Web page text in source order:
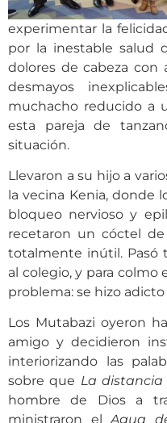
experimentar la
por la inestable salud
dolores de cabeza con
desmayos
muchacho reducido a
esta pareja de
situación.
Llevaron a su hijo a
la vecina Kenia, donde
bloqueo nervioso y
recetaron un cóctel
totalmente inútil. Pasó
al colegio, y para
problema: se hizo
Los Mutabazi oyeron
amigo y decidieron
interiorizando las
sobre que La
hombre de Dios a
ministraron elAgua